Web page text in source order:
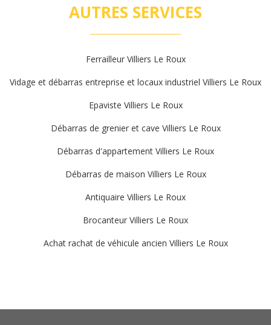
AUTRES SERVICES
Ferrailleur Villiers Le Roux
Vidage et débarras entreprise et locaux industriel Villiers Le Roux
Epaviste Villiers Le Roux
Débarras de grenier et cave Villiers Le Roux
Débarras d'appartement Villiers Le Roux
Débarras de maison Villiers Le Roux
Antiquaire Villiers Le Roux
Brocanteur Villiers Le Roux
Achat rachat de véhicule ancien Villiers Le Roux